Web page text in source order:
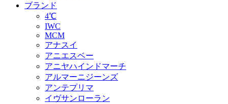
ブランド
4℃
IWC
MCM
アナスイ
アニエスベー
アニヤハインドマーチ
アルマーニジーンズ
アンテプリマ
イヴサンローラン